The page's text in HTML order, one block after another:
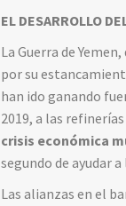
EL DESARROLLO
La Guerra de
por su
han ido ganando
2019, a las
crisis económica
segundo de ayudar
Las alianzas en el